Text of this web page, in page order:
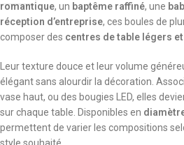
romantique, un baptême raffiné, une
réception d’entreprise, ces boules de
composer des centres de table légers
Leur texture douce et leur volume
élégant sans alourdir la décoration.
vase haut, ou des bougies LED, elles
sur chaque table. Disponibles en
permettent de varier les compositions